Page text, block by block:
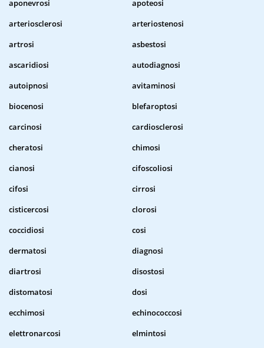
aponevrosi
apoteosi
arteriosclerosi
arteriostenosi
artrosi
asbestosi
ascaridiosi
autodiagnosi
autoipnosi
avitaminosi
biocenosi
blefaroptosi
carcinosi
cardiosclerosi
cheratosi
chimosi
cianosi
cifoscoliosi
cifosi
cirrosi
cisticercosi
clorosi
coccidiosi
cosi
dermatosi
diagnosi
diartrosi
disostosi
distomatosi
dosi
ecchimosi
echinococcosi
elettronarcosi
elmintosi